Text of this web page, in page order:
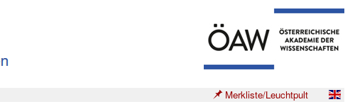
Merkliste/Leuchtpult